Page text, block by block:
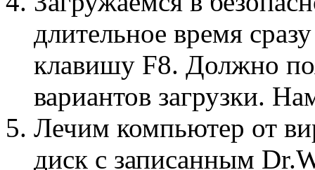
длительное время
клавишу F8. Должно
вариантов загрузки.
Лечим компьютер от
диск с записанным